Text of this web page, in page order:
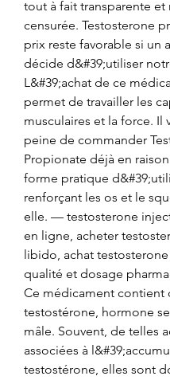
tout à fait transparente et
censurée. Testosterone
prix reste favorable si un
décide d&#39;utiliser
L&#39;achat de ce
permet de travailler les
musculaires et la force. Il
peine de commander
Propionate déjà en
forme pratique
renforçant les os et le
elle. — testosterone
en ligne, acheter
libido, achat
qualité et dosage
Ce médicament contient
testostérone, hormone
mâle. Souvent, de telles
associées à
testostérone, elles sont